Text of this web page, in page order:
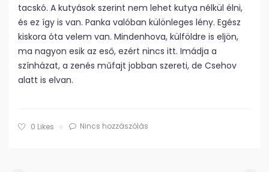
tacskó. A kutyások szerint nem lehet kutya nélkül élni,
és ez így is van. Panka valóban különleges lény. Egész
kiskora óta velem van. Mindenhova, külföldre is eljön,
ma nagyon esik az eső, ezért nincs itt. Imádja a
színházat, a zenés műfajt jobban szereti, de Csehov
alatt is elvan.
0 Likes Nincs hozzászólás